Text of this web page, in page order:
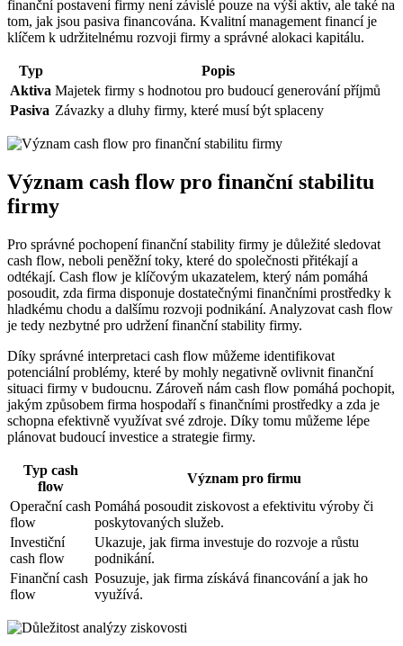
finanční postavení firmy není závislé pouze na výši aktiv, ale také na
tom, jak jsou pasiva financována. Kvalitní management financí je
klíčem k udržitelnému rozvoji firmy a správné alokaci kapitálu.
Typ
Popis
Aktiva Majetek firmy s hodnotou pro budoucí generování příjmů
Pasiva Závazky a dluhy firmy, které musí být splaceny
Význam cash flow pro finanční stabilitu
firmy
Pro správné pochopení finanční stability firmy je důležité sledovat
cash flow, neboli peněžní toky, které do společnosti přitékají a
odtékají. Cash flow je klíčovým ukazatelem, který nám pomáhá
posoudit, zda firma disponuje dostatečnými finančními prostředky k
hladkému chodu a dalšímu rozvoji podnikání. Analyzovat cash flow
je tedy nezbytné pro udržení finanční stability firmy.
Díky správné interpretaci cash flow můžeme identifikovat
potenciální problémy, které by mohly negativně ovlivnit finanční
situaci firmy v budoucnu. Zároveň nám cash flow pomáhá pochopit,
jakým způsobem firma hospodaří s finančními prostředky a zda je
schopna efektivně využívat své zdroje. Díky tomu můžeme lépe
plánovat budoucí investice a strategie firmy.
Typ cash
flow
Význam pro firmu
Operační cash
flow
Pomáhá posoudit ziskovost a efektivitu výroby či
poskytovaných služeb.
Investiční
cash flow
Ukazuje, jak firma investuje do rozvoje a růstu
podnikání.
Finanční cash
flow
Posuzuje, jak firma získává financování a jak ho
využívá.